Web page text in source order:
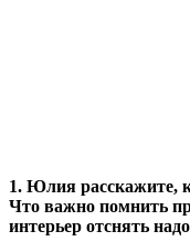
1. Юлия расскажите,
Что важно помнить
интерьер отснять